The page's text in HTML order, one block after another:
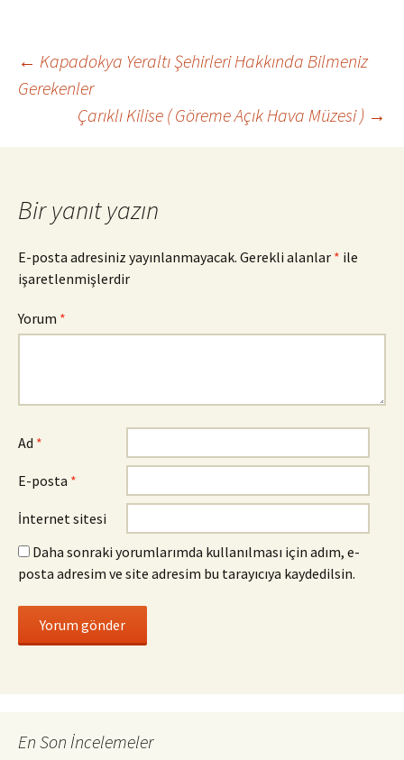
Yazı
dolaşımı
← Kapadokya Yeraltı Şehirleri Hakkında Bilmeniz
Gerekenler
Çarıklı Kilise ( Göreme Açık Hava Müzesi ) →
Bir yanıt yazın
E-posta adresiniz yayınlanmayacak. Gerekli alanlar * ile
işaretlenmişlerdir
Yorum *
Ad *
E-posta *
İnternet sitesi
Daha sonraki yorumlarımda kullanılması için adım, e-
posta adresim ve site adresim bu tarayıcıya kaydedilsin.
En Son İncelemeler